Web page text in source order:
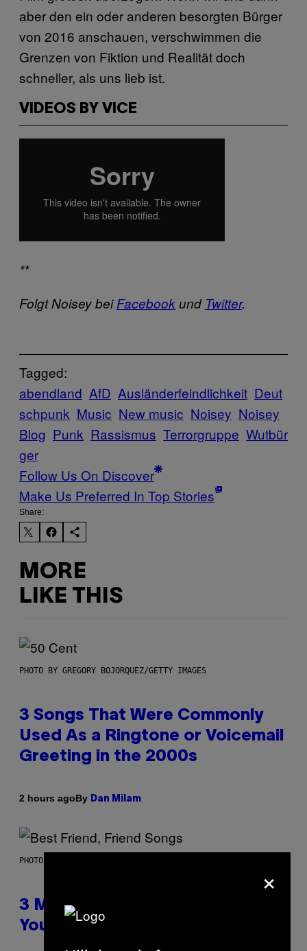
aber den ein oder anderen besorgten Bürger
von 2016 anschauen, verschwimmen die
Grenzen von Fiktion und Realität doch
schneller, als uns lieb ist.
VIDEOS BY VICE
**
Folgt Noisey beiFacebookund Twitter.
Tagged:
abendland AfD Ausländerfeindlichkeit Deut
schpunk Music New music Noisey Noisey
Blog Punk Rassismus Terrorgruppe Wutbür
ger
Follow Us On Discover
Make Us Preferred In Top Stories
Share:
MORE
LIKE THIS
PHOTO BY GREGORY BOJORQUEZ/GETTY IMAGES
3 Songs That Were Commonly
Used As a Ringtone or Voicemail
Greeting in the 2000s
2 hours agoBy Dan Milam
PHOTO BY KEVIN WINTER/GETTY IMAGES FOR RADIO DISNEY
3 Millennial Anthems That Make
You Think of Your Best Friend
×